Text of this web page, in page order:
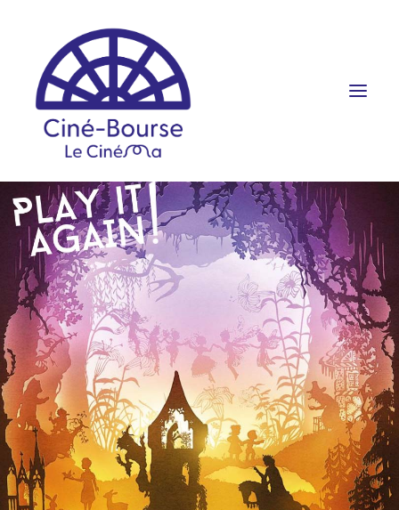
FILMS ET HORAIRES
ÉVÉNEMENTS
SCOLAIRES
PRATIQUE
RÉSERVATION
PROGRAMME